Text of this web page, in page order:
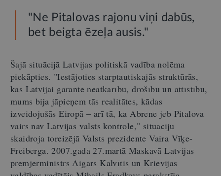
"Ne Pitalovas rajonu viņi dabūs,
bet beigta ēzeļa ausis."
Šajā situācijā Latvijas politiskā vadība nolēma
piekāpties. "Iestājoties starptautiskajās struktūrās,
kas Latvijai garantē neatkarību, drošību un attīstību,
mums bija jāpieņem tās realitātes, kādas
izveidojušās Eiropā – arī tā, ka Abrene jeb Pitalova
vairs nav Latvijas valsts kontrolē," situāciju
skaidroja toreizējā Valsts prezidente Vaira Vīķe-
Freiberga. 2007.gada 27.martā Maskavā Latvijas
premjerministrs Aigars Kalvītis un Krievijas